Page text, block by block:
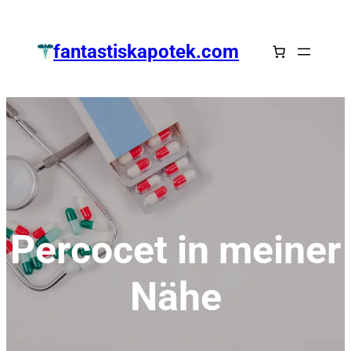
springenfantastiskapotek.com
Percocet in meiner
Nähe